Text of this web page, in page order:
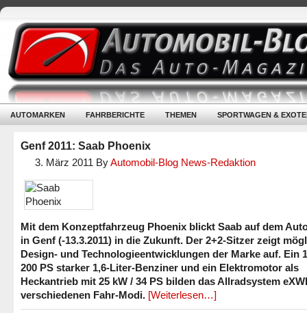
AUTOMARKEN FAHRBERICHTE THEMEN SPORTWAGEN &
Genf 2011: Saab Phoenix
3. März 2011 ByAutomobil-Blog News-Redaktion
Mit dem Konzeptfahrzeug Phoenix blickt Saab auf dem
in Genf (-13.3.2011) in die Zukunft. Der 2+2-Sitzer zeigt
Design- und Technologieentwicklungen der Marke auf. Ein
200 PS starker 1,6-Liter-Benziner und ein Elektromotor als
Heckantrieb mit 25 kW / 34 PS bilden das Allradsystem
verschiedenen Fahr-Modi. [Weiterlesen…]